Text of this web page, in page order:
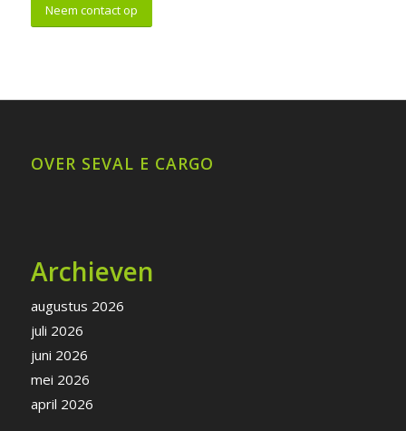
Neem contact op
OVER SEVAL E CARGO
Archieven
augustus 2026
juli 2026
juni 2026
mei 2026
april 2026